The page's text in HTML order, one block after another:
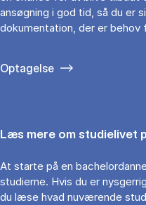
ansøgning i god tid, så du er
dokumentation, der er behov
Optagelse
Læs mere om studielivet
At starte på en
studierne. Hvis du er
du læse hvad nuværende